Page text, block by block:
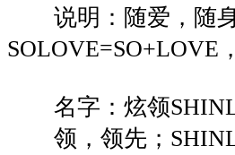
说明：随爱，随身
SOLOVE=SO+LOVE
名字：炫领
领，领先；